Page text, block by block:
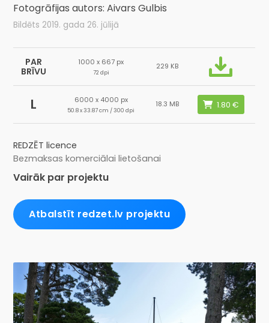
Fotogrāfijas autors: Aivars Gulbis
Bildēts 2019. gada 26. jūlijā
PAR
BRĪVU
1000 x 667 px
72 dpi
229 KB
L 6000 x 4000 px
50.8 x 33.87 cm / 300 dpi
18.3 MB
REDZĒT licence
Bezmaksas komerciālai lietošanai
Vairāk par projektu
Atbalstīt redzet.lv projektu